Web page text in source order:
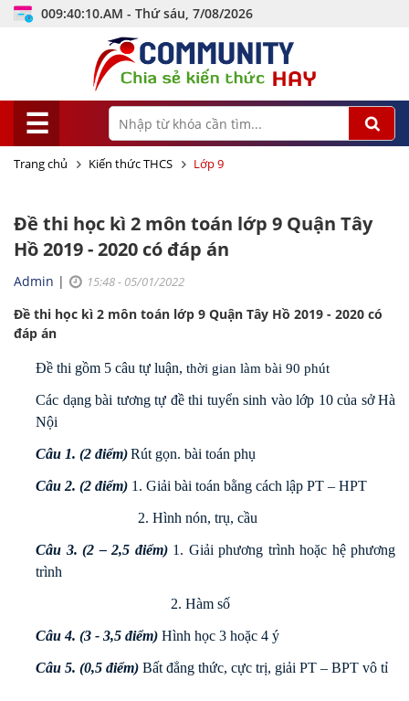
009:40:11.AM - Thứ sáu, 7/08/2026
☰
Trang chủ Kiến thức THCS Lớp 9
Đề thi học kì 2 môn toán lớp 9 Quận Tây
Hồ 2019 - 2020 có đáp án
Admin | 15:48 - 05/01/2022
Đề thi học kì 2 môn toán lớp 9 Quận Tây Hồ 2019 - 2020 có
đáp án
Đề thi gồm 5 câu tự luận, thời gian làm bài 90 phút
Các dạng bài tương tự đề thi tuyển sinh vào lớp 10 của sở Hà
Nội
Câu 1. (2 điểm)Rút gọn. bài toán phụ
Câu 2. (2 điểm) 1. Giải bài toán bằng cách lập PT – HPT
2. Hình nón, trụ, cầu
Câu 3. (2 – 2,5 điểm)1. Giải phương trình hoặc hệ phương
trình
2. Hàm số
Câu 4. (3 - 3,5 điểm) Hình học 3 hoặc 4 ý
Câu 5. (0,5 điểm) Bất đẳng thức, cực trị, giải PT – BPT vô tỉ